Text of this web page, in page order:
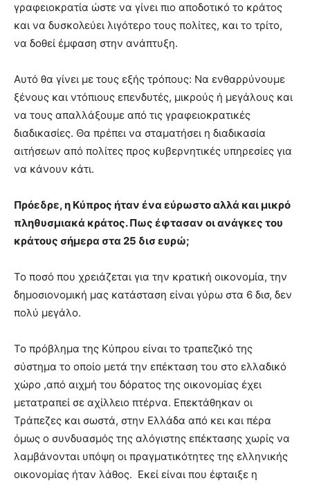
γραφειοκρατία ώστε να γίνει πιο αποδοτικό το κράτος
και να δυσκολεύει λιγότερο τους πολίτες, και το τρίτο,
να δοθεί έμφαση στην ανάπτυξη.
Αυτό θα γίνει με τους εξής τρόπους: Να ενθαρρύνουμε
ξένους και ντόπιους επενδυτές, μικρούς ή μεγάλους και
να τους απαλλάξουμε από τις γραφειοκρατικές
διαδικασίες. Θα πρέπει να σταματήσει η διαδικασία
αιτήσεων από πολίτες προς κυβερνητικές υπηρεσίες για
να κάνουν κάτι.
Πρόεδρε, η Κύπρος ήταν ένα εύρωστο αλλά και μικρό
πληθυσμιακά κράτος. Πως έφτασαν οι ανάγκες του
κράτους σήμερα στα 25 δισ ευρώ;
Το ποσό που χρειάζεται για την κρατική οικονομία, την
δημοσιονομική μας κατάσταση είναι γύρω στα 6 δισ, δεν
πολύ μεγάλο.
Το πρόβλημα της Κύπρου είναι το τραπεζικό της
σύστημα το οποίο μετά την επέκταση του στο ελλαδικό
χώρο ,από αιχμή του δόρατος της οικονομίας έχει
μετατραπεί σε αχίλλειο πτέρνα. Επεκτάθηκαν οι
Τράπεζες και σωστά, στην Ελλάδα από κει και πέρα
όμως ο συνδυασμός της αλόγιστης επέκτασης χωρίς να
λαμβάνονται υπόψη οι πραγματικότητες της ελληνικής
οικονομίας ήταν λάθος. Εκεί είναι που έφταιξε η